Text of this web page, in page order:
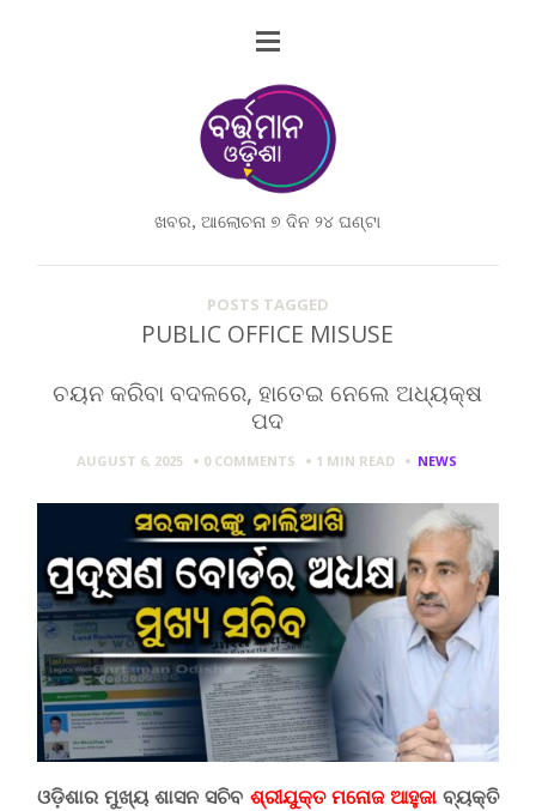
ଖବର, ଆଲୋଚନା ୭ ଦିନ ୨୪ ଘଣ୍ଟା
POSTS TAGGED
PUBLIC OFFICE MISUSE
ଚୟନ କରିବା ବଦଳରେ, ହାତେଇ ନେଲେ ଅଧ୍ୟକ୍ଷ
ପଦ
AUGUST 6, 2025 0 COMMENTS 1 MIN READ NEWS
ଓଡ଼ିଶାର ମୁଖ୍ୟ ଶାସନ ସଚିବ ଶ୍ରୀଯୁକ୍ତ ମନୋଜ ଆହୁଜାବ୍ୟକ୍ତି